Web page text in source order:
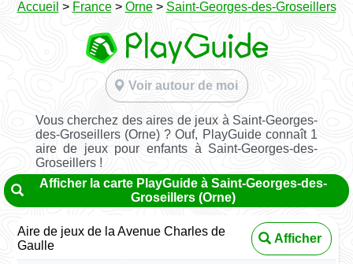
Accueil > France> Orne> Saint-Georges-des-Groseillers
Voir autour de moi
Vous cherchez des aires de jeux à Saint-Georges-
des-Groseillers (Orne) ? Ouf, PlayGuide connaît 1
aire de jeux pour enfants à Saint-Georges-des-
Groseillers !
Afficher la carte PlayGuide à Saint-Georges-des-
Groseillers (Orne)
Aire de jeux de la Avenue Charles de
Gaulle
Afficher